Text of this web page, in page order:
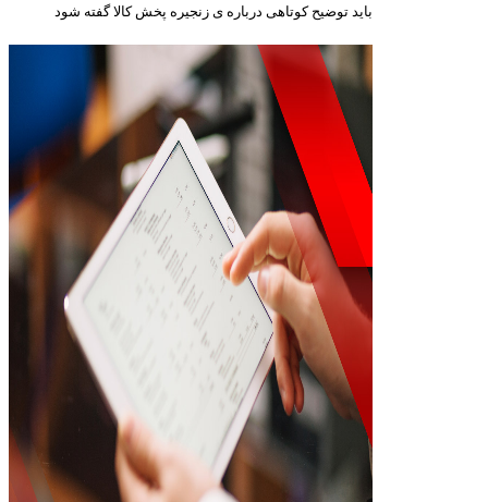
باید توضیح کوتاهی درباره ی زنجیره پخش کالا گفته شود